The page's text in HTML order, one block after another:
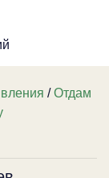
/Отдам